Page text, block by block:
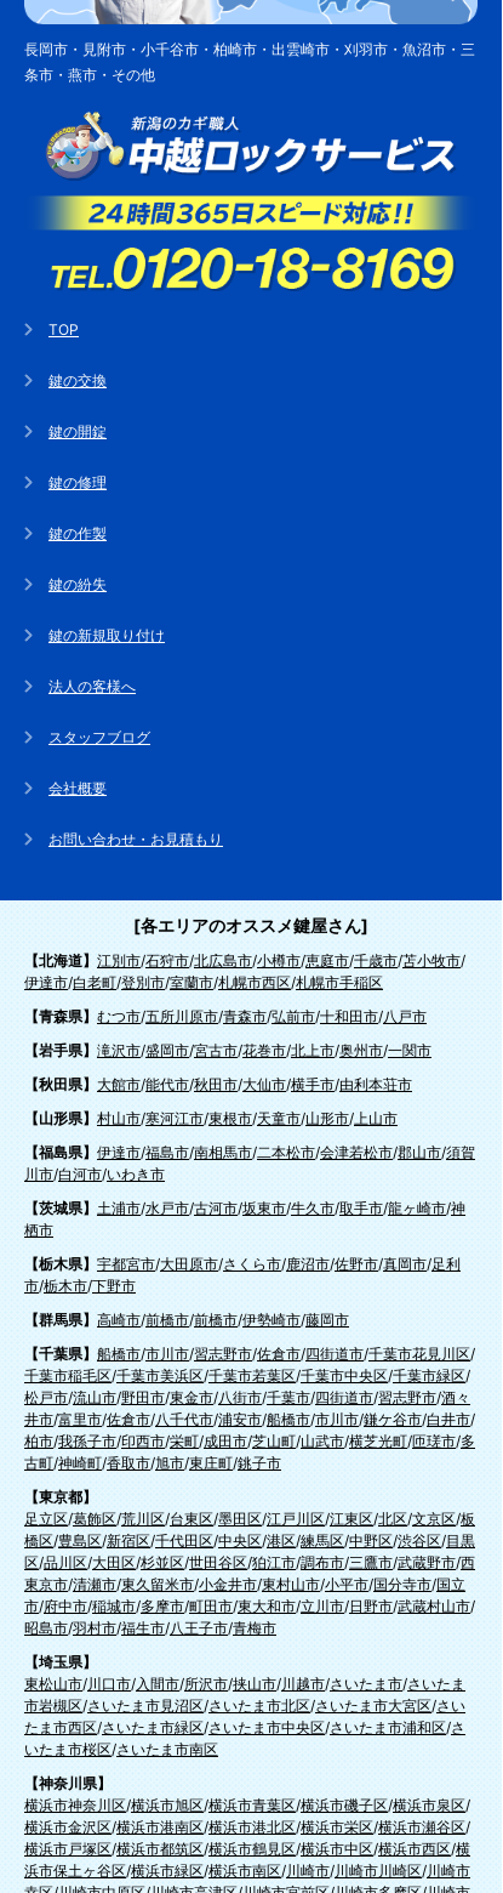
長岡市・見附市・小千谷市・柏崎市・出雲崎市・刈羽市・魚沼市・三
条市・燕市・その他
TOP
鍵の交換
鍵の開錠
鍵の修理
鍵の作製
鍵の紛失
鍵の新規取り付け
法人の客様へ
スタッフブログ
会社概要
お問い合わせ・お見積もり
[各エリアのオススメ鍵屋さん]
【北海道】 江別市/石狩市/北広島市/小樽市/恵庭市/千歳市/苫小牧市/
伊達市/白老町/登別市/室蘭市/札幌市西区/札幌市手稲区
【青森県】 むつ市/五所川原市/青森市/弘前市/十和田市/八戸市
【岩手県】 滝沢市/盛岡市/宮古市/花巻市/北上市/奥州市/一関市
【秋田県】 大館市/能代市/秋田市/大仙市/横手市/由利本荘市
【山形県】 村山市/寒河江市/東根市/天童市/山形市/ 上山市
【福島県】 伊達市/福島市/南相馬市/二本松市/会津若松市/郡山市/須賀
川市/白河市/いわき市
【茨城県】 土浦市/水戸市/古河市/坂東市/牛久市/取手市/龍ヶ崎市/神
栖市
【栃木県】 宇都宮市/大田原市/さくら市/鹿沼市/佐野市/真岡市/足利
市/栃木市/下野市
【群馬県】 高崎市/前橋市/前橋市/伊勢崎市/藤岡市
【千葉県】 船橋市/市川市/習志野市/佐倉市/四街道市/千葉市花見川区/
千葉市稲毛区/千葉市美浜区/千葉市若葉区/千葉市中央区/千葉市緑区/
松戸市/流山市/野田市/東金市/八街市/千葉市/四街道市/習志野市/酒々
井市/富里市/佐倉市/八千代市/浦安市/船橋市/市川市/鎌ケ谷市/白井市/
柏市/我孫子市/印西市/栄町/成田市/芝山町/山武市/横芝光町/匝瑳市/多
古町/神崎町/香取市/旭市/東庄町/銚子市
【東京都】
足立区/葛飾区/荒川区/台東区/墨田区/江戸川区/江東区/北区/文京区/板
橋区/豊島区/新宿区/千代田区/中央区/港区/練馬区/中野区/渋谷区/目黒
区/品川区/大田区/杉並区/世田谷区/狛江市/調布市/三鷹市/武蔵野市/西
東京市/清瀬市/東久留米市/小金井市/東村山市/小平市/国分寺市/国立
市/府中市/稲城市/多摩市/町田市/東大和市/立川市/日野市/武蔵村山市/
昭島市/羽村市/福生市/八王子市/青梅市
【埼玉県】
東松山市/川口市/ 入間市/所沢市/挟山市/川越市/さいたま市/さいたま
市岩槻区/さいたま市見沼区/さいたま市北区/さいたま市大宮区/さい
たま市西区/さいたま市緑区/さいたま市中央区/さいたま市浦和区/さ
いたま市桜区/さいたま市南区
【神奈川県】
横浜市神奈川区/横浜市旭区/横浜市青葉区/横浜市磯子区/横浜市泉区/
横浜市金沢区/横浜市港南区/横浜市港北区/横浜市栄区/横浜市瀬谷区/
横浜市戸塚区/横浜市都筑区/横浜市鶴見区/横浜市中区/横浜市西区/横
浜市保土ヶ谷区/横浜市緑区/横浜市南区/川崎市/川崎市川崎区/川崎市